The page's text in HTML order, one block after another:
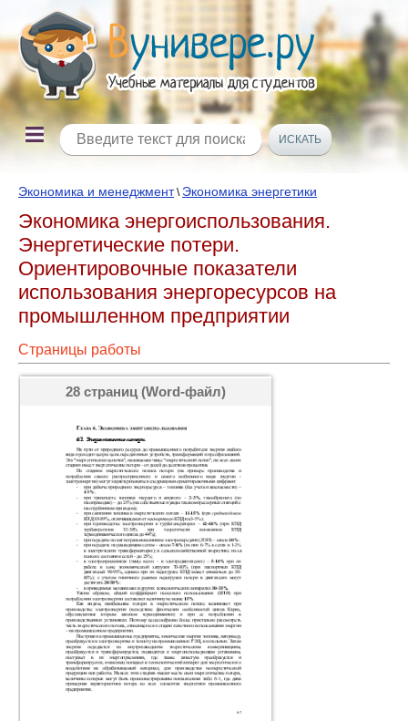
Экономика и менеджмент\ Экономика энергетики
Экономика энергоиспользования.
Энергетические потери.
Ориентировочные показатели
использования энергоресурсов на
промышленном предприятии
Страницы работы
28 страниц (Word-файл)